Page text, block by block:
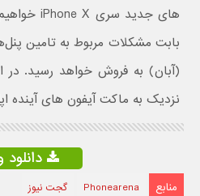
بابت مشکلات مربوط به تامین
(آبان) به فروش خواهد رسید. در
نزدیک به ماکت آیفون های آینده
دانلود
منابع Phonearena گجت نیوز